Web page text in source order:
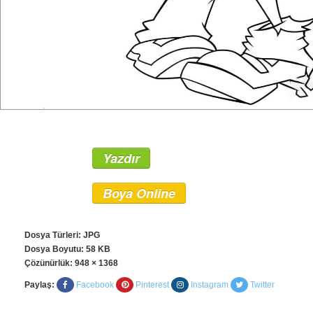
Yazdır
Boya Online
Dosya Türleri: JPG
Dosya Boyutu: 58 KB
Çözünürlük: 948 × 1368
Paylaş: Facebook Pinterest Instagram Twitter